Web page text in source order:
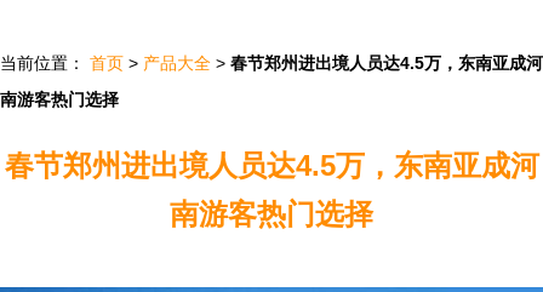
当前位置： 首页 > 产品大全 > 春节郑州进出境人员达4.5万，东南亚成河
南游客热门选择
春节郑州进出境人员达4.5万，东南亚成河
南游客热门选择